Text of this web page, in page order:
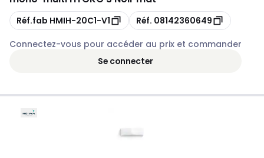
Copie
Réf.fab HMIH-20C1-V1 Copie
Réf. 08142360649
Connectez-vous pour accéder au prix et commander
Se connecter